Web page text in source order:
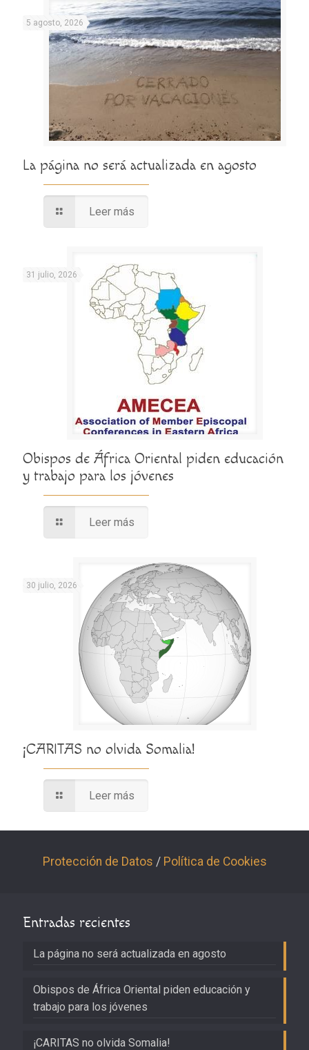
5 agosto, 2026
La página no será actualizada en agosto
Leer más
31 julio, 2026
Obispos de África Oriental piden educación
y trabajo para los jóvenes
Leer más
30 julio, 2026
¡CARITAS no olvida Somalia!
Leer más
Protección de Datos / Política de Cookies
Entradas recientes
La página no será actualizada en agosto
Obispos de África Oriental piden educación y
trabajo para los jóvenes
¡CARITAS no olvida Somalia!